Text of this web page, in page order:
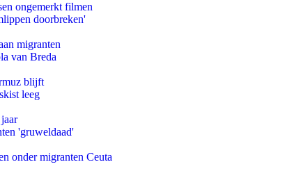
ongemerkt filmen
doorbreken'
migranten
van Breda
blijft
leeg
'gruweldaad'
onder migranten Ceuta